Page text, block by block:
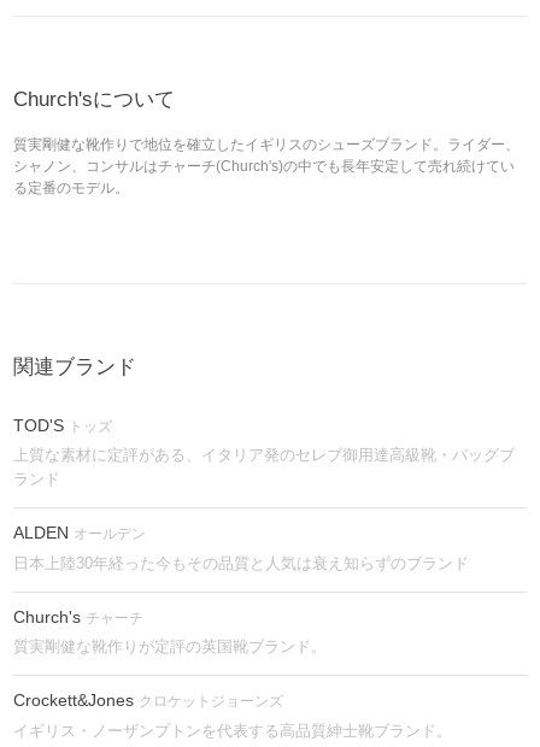
Church'sについて
質実剛健な靴作りで地位を確立したイギリスのシューズブランド。ライダー、
シャノン、コンサルはチャーチ(Church's)の中でも長年安定して売れ続けてい
る定番のモデル。
関連ブランド
TOD'S トッズ
上質な素材に定評がある、イタリア発のセレブ御用達高級靴・バッグブ
ランド
ALDEN オールデン
日本上陸30年経った今もその品質と人気は衰え知らずのブランド
Church's チャーチ
質実剛健な靴作りが定評の英国靴ブランド。
Crockett&Jones クロケットジョーンズ
イギリス・ノーザンプトンを代表する高品質紳士靴ブランド。